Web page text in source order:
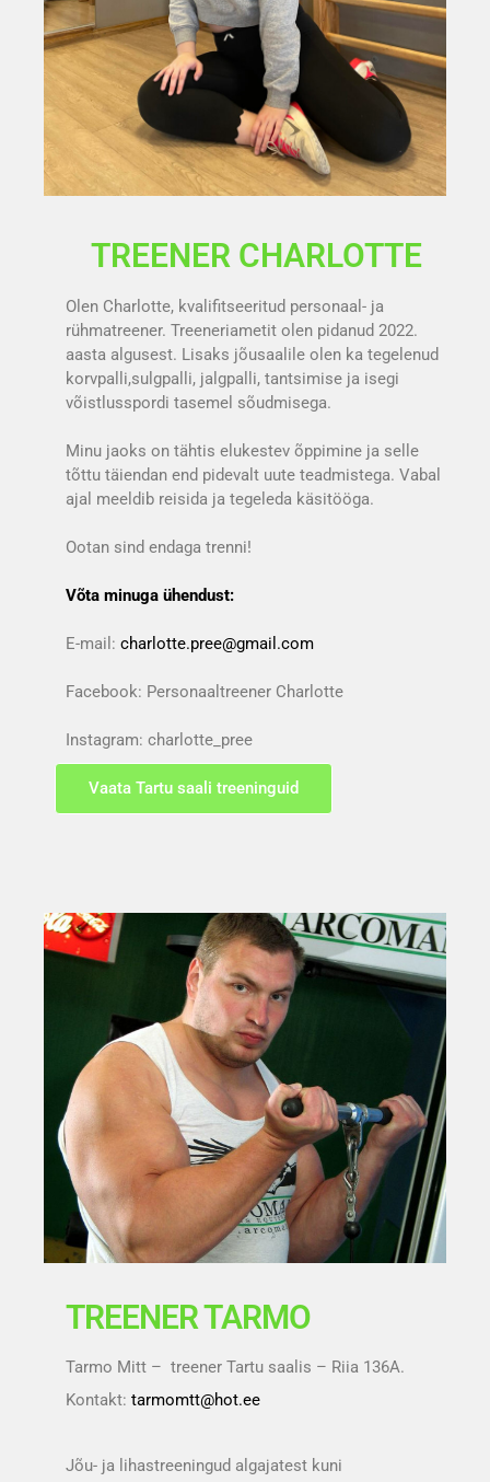
TREENER CHARLOTTE
Olen Charlotte, kvalifitseeritud personaal- ja
rühmatreener. Treeneriametit olen pidanud 2022.
aasta algusest. Lisaks jõusaalile olen ka tegelenud
korvpalli,sulgpalli, jalgpalli, tantsimise ja isegi
võistlusspordi tasemel sõudmisega.
Minu jaoks on tähtis elukestev õppimine ja selle
tõttu täiendan end pidevalt uute teadmistega. Vabal
ajal meeldib reisida ja tegeleda käsitööga.
Ootan sind endaga trenni!
Võta minuga ühendust:
E-mail: charlotte.pree@gmail.com
Facebook: Personaaltreener Charlotte
Instagram: charlotte_pree
Vaata Tartu saali treeninguid
TREENER TARMO
Tarmo Mitt – treener Tartu saalis – Riia 136A.
Kontakt: tarmomtt@hot.ee
Jõu- ja lihastreeningud algajatest kuni